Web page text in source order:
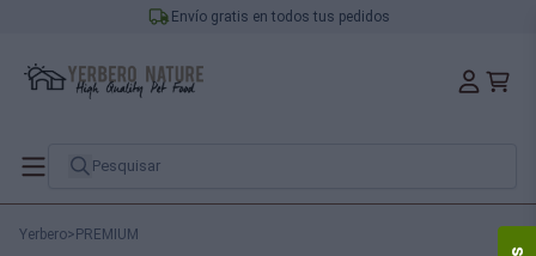
Envío gratis en todos tus pedidos
Yerbero> PREMIUM